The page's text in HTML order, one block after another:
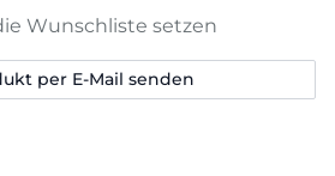
Wunschliste setzen
per E-Mail senden